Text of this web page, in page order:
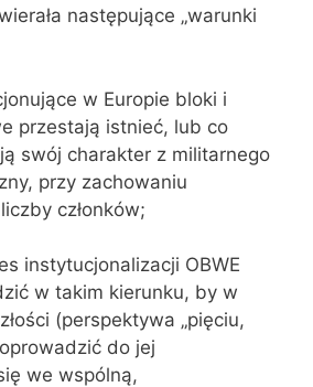
następujące „warunki
w Europie bloki i
przestają istnieć, lub co
swój charakter z militarnego
przy zachowaniu
członków;
instytucjonalizacji OBWE
w takim kierunku, by w
(perspektywa „pięciu,
do jej
we wspólną,